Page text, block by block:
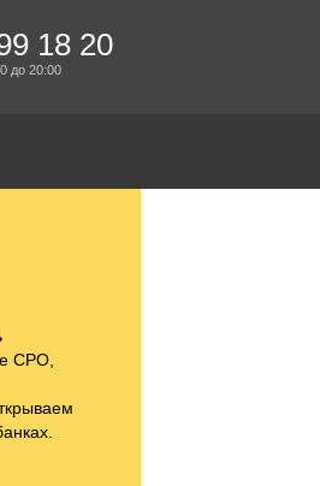
18 20
до 20:00
СРО,